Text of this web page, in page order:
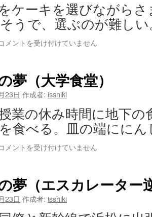
事）
は
ケーキを選びながら
うで、選ぶのが難し
を
メントを受け付けていません
夢（大学食堂）
23日 作成者: isshiki
業の休み時間に地下の
食べる。皿の端にに
メントを受け付けていません
夢（エスカレーター
23日 作成者: isshiki